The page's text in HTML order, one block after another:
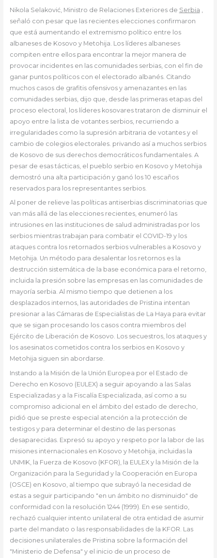
Nikola Selaković, Ministro de Relaciones Exteriores de Serbia ,
señaló con pesar que las recientes elecciones confirmaron
que está aumentando el extremismo político entre los
albaneses de Kosovo y Metohija. Los líderes albaneses
compiten entre ellos para encontrar la mejor manera de
provocar incidentes en las comunidades serbias, con el fin de
ganar puntos políticos con el electorado albanés. Citando
muchos casos de grafitis ofensivos y amenazantes en las
comunidades serbias, dijo que, desde las primeras etapas del
proceso electoral, los líderes kosovares trataron de disminuir el
apoyo entre la lista de votantes serbios, recurriendo a
irregularidades como la supresión arbitraria de votantes y el
cambio de colegios electorales. privando así a muchos serbios
de Kosovo de sus derechos democráticos fundamentales. A
pesar de esas tácticas, el pueblo serbio en Kosovo y Metohija
demostró una alta participación y ganó los 10 escaños
reservados para los representantes serbios.
Al poner de relieve las políticas antiserbias discriminatorias que
van más allá de las elecciones recientes, enumeró las
intrusiones en las instituciones de salud administradas por los
serbios mientras trabajan para combatir el COVID-19 y los
ataques contra los retornados serbios vulnerables a Kosovo y
Metohija. Un método para desalentar los retornos es la
destrucción sistemática de la base económica para el retorno,
incluida la presión sobre las empresas en las comunidades de
mayoría serbia. Al mismo tiempo que detienen a los
desplazados internos, las autoridades de Pristina intentan
presionar a las Cámaras de Especialistas de La Haya para evitar
que se sigan procesando los casos contra miembros del
Ejército de Liberación de Kosovo. Los secuestros, los ataques y
los asesinatos cometidos contra los serbios en Kosovo y
Metohija siguen sin abordarse.
Instando a la Misión de la Unión Europea por el Estado de
Derecho en Kosovo (EULEX) a seguir apoyando a las Salas
Especializadas y a la Fiscalía Especializada, así como a su
compromiso adicional en el ámbito del estado de derecho,
pidió que se preste especial atención a la protección de
testigos y para determinar el destino de las personas
desaparecidas. Expresó su apoyo y respeto por la labor de las
misiones internacionales en Kosovo y Metohija, incluidas la
UNMIK, la Fuerza de Kosovo (KFOR), la EULEX y la Misión de la
Organización para la Seguridad y la Cooperación en Europa
(OSCE) en Kosovo, al tiempo que subrayó la necesidad de
estas a seguir participando "en un ámbito no disminuido" de
conformidad con la resolución 1244 (1999). En ese sentido,
rechazó cualquier intento unilateral de otra entidad de asumir
parte del mandato o las responsabilidades de la KFOR. Las
decisiones unilaterales de Pristina sobre la formación del
"Ministerio de Defensa" y el inicio de un proceso de